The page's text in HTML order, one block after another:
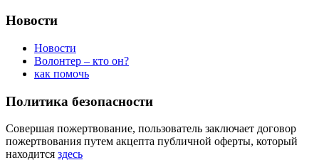
Новости
Новости
Волонтер – кто он?
как помочь
Политика безопасности
Совершая пожертвование, пользователь заключает договор
пожертвования путем акцепта публичной оферты, который
находится здесь